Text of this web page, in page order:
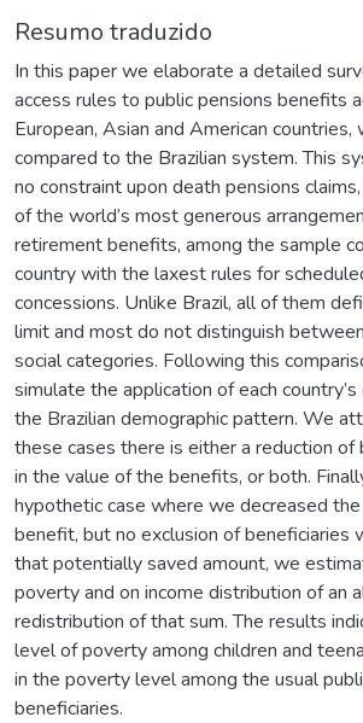
Resumo traduzido
In this paper we elaborate a detailed
access rules to public pensions benefits
European, Asian and American countries,
compared to the Brazilian system. This
no constraint upon death pensions
of the world’s most generous
retirement benefits, among the sample
country with the laxest rules for
concessions. Unlike Brazil, all of them
limit and most do not distinguish
social categories. Following this
simulate the application of each
the Brazilian demographic pattern. We
these cases there is either a reduction of
in the value of the benefits, or both.
hypothetic case where we decreased
benefit, but no exclusion of beneficiaries
that potentially saved amount, we
poverty and on income distribution of an
redistribution of that sum. The results
level of poverty among children and
in the poverty level among the usual
beneficiaries.